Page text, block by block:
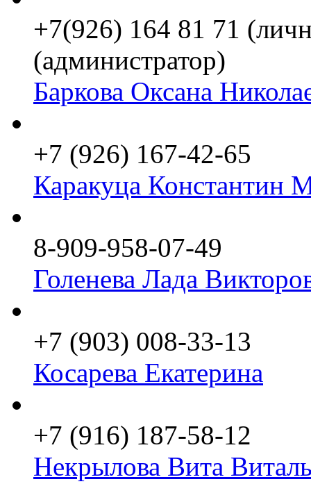
+7(926) 164 81 71
(администратор)
Баркова Оксана
+7 (926) 167-42-65
Каракуца Константин
8-909-958-07-49
Голенева Лада
+7 (903) 008-33-13
Косарева Екатерина
+7 (916) 187-58-12
Некрылова Вита